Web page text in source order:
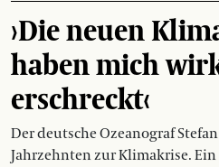
›Die neuen
haben mich
erschreckt‹
Der deutsche Ozeanograf
Jahrzehnten zur Klimakrise. Ein